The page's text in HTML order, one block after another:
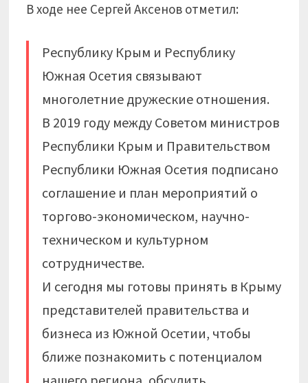
В ходе нее Сергей Аксенов отметил:
Республику Крым и Республику
Южная Осетия связывают
многолетние дружеские отношения.
В 2019 году между Советом министров
Республики Крым и Правительством
Республики Южная Осетия подписано
соглашение и план мероприятий о
торгово-экономическом, научно-
техническом и культурном
сотрудничестве.
И сегодня мы готовы принять в Крыму
представителей правительства и
бизнеса из Южной Осетии, чтобы
ближе познакомить с потенциалом